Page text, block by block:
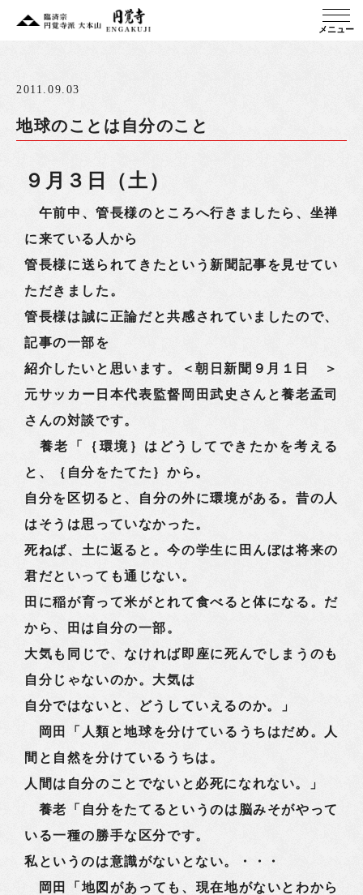
メニュー
2011.09.03
地球のことは自分のこと
９月３日（土）
午前中、管長様のところへ行きましたら、坐禅
に来ている人から
管長様に送られてきたという新聞記事を見せてい
ただきました。
管長様は誠に正論だと共感されていましたので、
記事の一部を
紹介したいと思います。＜朝日新聞９月１日 ＞
元サッカー日本代表監督岡田武史さんと養老孟司
さんの対談です。
養老「｛環境｝はどうしてできたかを考える
と、｛自分をたてた｝から。
自分を区切ると、自分の外に環境がある。昔の人
はそうは思っていなかった。
死ねば、土に返ると。今の学生に田んぼは将来の
君だといっても通じない。
田に稲が育って米がとれて食べると体になる。だ
から、田は自分の一部。
大気も同じで、なければ即座に死んでしまうのも
自分じゃないのか。大気は
自分ではないと、どうしていえるのか。」
岡田「人類と地球を分けているうちはだめ。人
間と自然を分けているうちは。
人間は自分のことでないと必死になれない。」
養老「自分をたてるというのは脳みそがやって
いる一種の勝手な区分です。
私というのは意識がないとない。・・・
岡田「地図があっても、現在地がないとわから